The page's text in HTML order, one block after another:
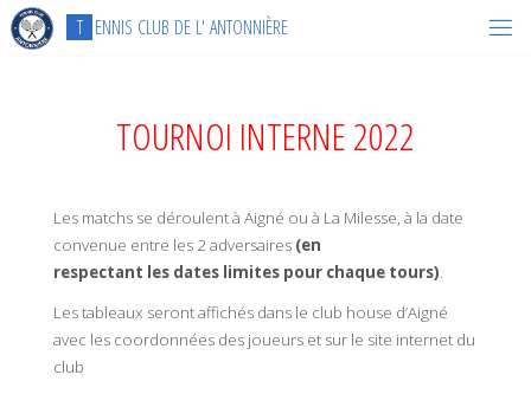
Skip
content
T ENNIS CLUB DE L' ANTONNIÈRE
TOURNOI INTERNE 2022
Les matchs se déroulent à Aigné ou à La Milesse, à la date
convenue entre les 2 adversaires (en
respectant les dates limites pour chaque tours).
Les tableaux seront affichés dans le club house d’Aigné
avec les coordonnées des joueurs et sur le site internet du
club